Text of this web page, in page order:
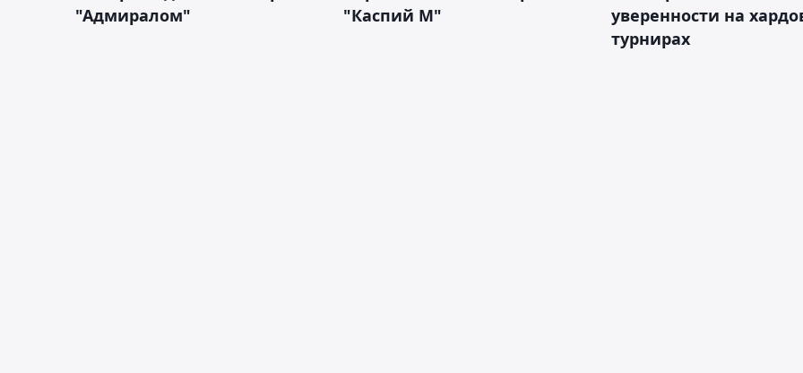
"Адмиралом"
"Каспий М"
уверенности на
турнирах